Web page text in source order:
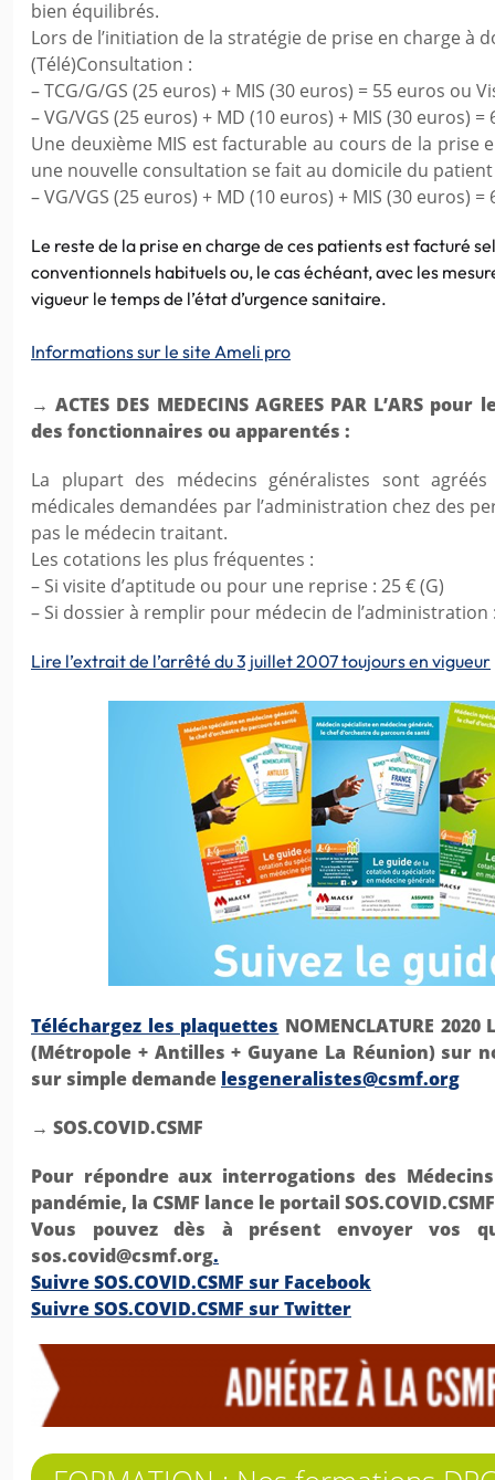
bien équilibrés.
Lors de l’initiation de la stratégie de prise en charge à
(Télé)Consultation :
– TCG/G/GS (25 euros) + MIS (30 euros) = 55 euros ou
– VG/VGS (25 euros) + MD (10 euros) + MIS (30 euros) =
Une deuxième MIS est facturable au cours de la prise
une nouvelle consultation se fait au domicile du
– VG/VGS (25 euros) + MD (10 euros) + MIS (30 euros) =
Le reste de la prise en charge de ces patients est facturé
conventionnels habituels ou, le cas échéant, avec les
vigueur le temps de l’état d’urgence sanitaire.
Informations sur le site Ameli pro
→ ACTES DES MEDECINS AGREES PAR L’ARS
des fonctionnaires ou apparentés :
La plupart des médecins généralistes sont
médicales demandées par l’administration chez des
pas le médecin traitant.
Les cotations les plus fréquentes :
– Si visite d’aptitude ou pour une reprise : 25 € (G)
– Si dossier à remplir pour médecin de l’administration :
Lire l’extrait de l’arrêté du 3 juillet 2007 toujours en vigueur
Téléchargez les plaquettes NOMENCLATURE
(Métropole + Antilles + Guyane La Réunion) sur
sur simple demande lesgeneralistes@csmf.org
→ SOS.COVID.CSMF
Pour répondre aux interrogations des
pandémie, la CSMF lance le portail SOS.COVID.CSMF
Vous pouvez dès à présent envoyer vos
sos.covid@csmf.org.
Suivre SOS.COVID.CSMF sur Facebook
Suivre SOS.COVID.CSMF sur Twitter